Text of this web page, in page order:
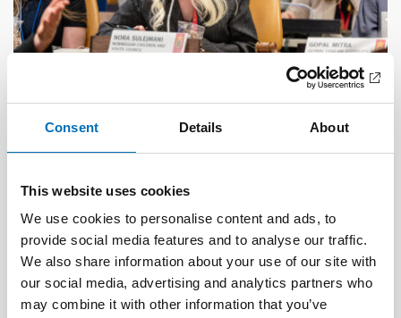
Consent Details About
This website uses cookies
We use cookies to personalise content and ads, to
provide social media features and to analyse our traffic.
We also share information about your use of our site with
our social media, advertising and analytics partners who
may combine it with other information that you’ve
17 Jun 2026
“Active citizenship is not a privilege; it is a
right”